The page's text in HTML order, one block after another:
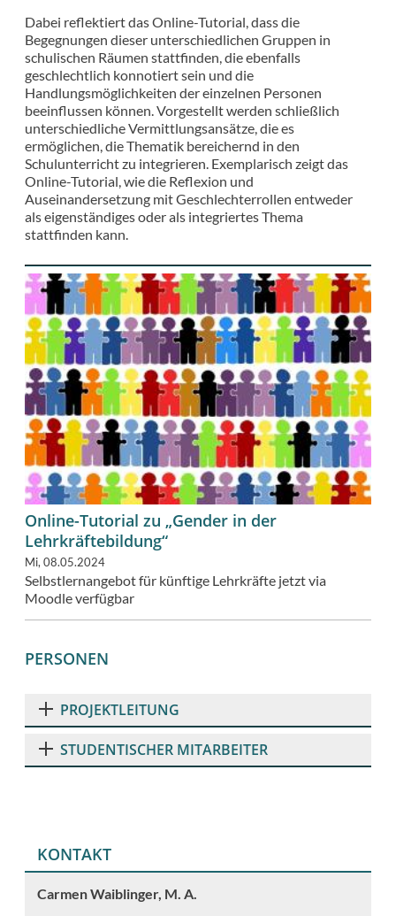
Dabei reflektiert das Online-Tutorial, dass die
Begegnungen dieser unterschiedlichen Gruppen in
schulischen Räumen stattfinden, die ebenfalls
geschlechtlich konnotiert sein und die
Handlungsmöglichkeiten der einzelnen Personen
beeinflussen können. Vorgestellt werden schließlich
unterschiedliche Vermittlungsansätze, die es
ermöglichen, die Thematik bereichernd in den
Schulunterricht zu integrieren. Exemplarisch zeigt das
Online-Tutorial, wie die Reflexion und
Auseinandersetzung mit Geschlechterrollen entweder
als eigenständiges oder als integriertes Thema
stattfinden kann.
Online-Tutorial zu „Gender in der
Lehrkräftebildung“
Mi, 08.05.2024
Selbstlernangebot für künftige Lehrkräfte jetzt via
Moodle verfügbar
PERSONEN
PROJEKTLEITUNG
STUDENTISCHER MITARBEITER
KONTAKT
Carmen Waiblinger, M. A.